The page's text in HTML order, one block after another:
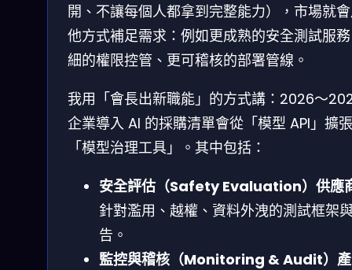
開、不讓每個人都拿到完整能力），市場就
他方式補足需求：例如更成熟的安全測試服
細的權限控管、更可稽核的部署管線。
我用「會長出新職能」的方式講：2026～
企業導入 AI 的採購清單會從「模型 API」擴
「模型治理工具」。其中包括：
安全評估（Safety Evaluation）供應
針對濫用、越權、資料外洩的測試框架
告。
監控與稽核（Monitoring & Audit）產